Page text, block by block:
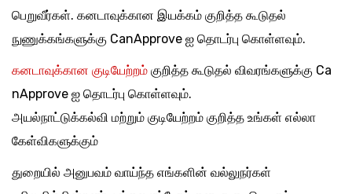
பெறுவீர்கள். கனடாவுக்கான இயக்கம் குறித்த கூடுதல்
நுணுக்கங்களுக்கு CanApprove ஐ தொடர்பு கொள்ளவும்.
கனடாவுக்கான குடியேற்றம் குறித்த கூடுதல் விவரங்களுக்கு Ca
nApprove ஐ தொடர்பு கொள்ளவும்.
அயல்நாட்டுக்கல்வி மற்றும் குடியேற்றம் குறித்த உங்கள் எல்லா
கேள்விகளுக்கும்
துறையில் அனுபவம் வாய்ந்த எங்களின் வல்லுநர்கள்